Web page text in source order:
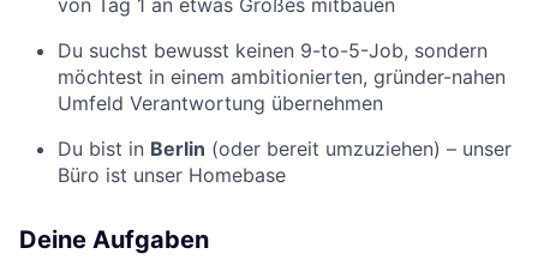
von Tag 1 an etwas Großes mitbauen
Du suchst bewusst keinen 9-to-5-Job, sondern
möchtest in einem ambitionierten, gründer-nahen
Umfeld Verantwortung übernehmen
Du bist in Berlin (oder bereit umzuziehen) – unser
Büro ist unser Homebase
Deine Aufgaben